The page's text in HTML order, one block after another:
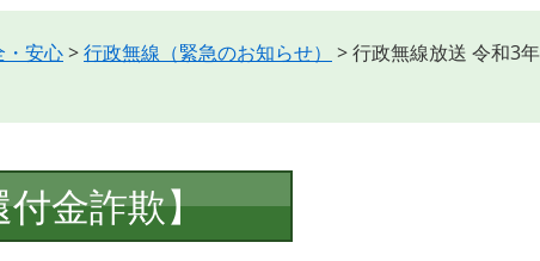
・安心>行政無線（緊急のお知らせ） >行政無線放送 令和3
金詐欺】